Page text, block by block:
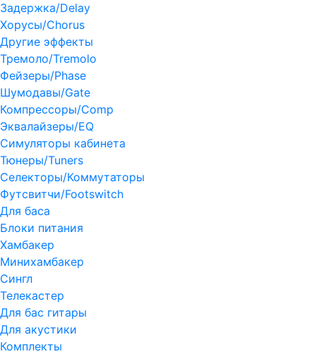
Задержка/Delay
Хорусы/Chorus
Другие эффекты
Тремоло/Tremolo
Фейзеры/Phase
Шумодавы/Gate
Компрессоры/Comp
Эквалайзеры/EQ
Симуляторы кабинета
Тюнеры/Tuners
Селекторы/Коммутаторы
Футсвитчи/Footswitch
Для баса
Блоки питания
Хамбакер
Минихамбакер
Сингл
Телекастер
Для бас гитары
Для акустики
Комплекты